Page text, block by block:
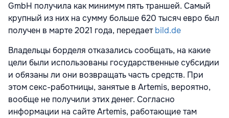
GmbH получила как минимум пять траншей. Самый
крупный из них на сумму больше 620 тысяч евро был
получен в марте 2021 года, передаетbild.de
Владельцы борделя отказались сообщать, на какие
цели были использованы государственные субсидии
и обязаны ли они возвращать часть средств. При
этом секс-работницы, занятые в Artemis, вероятно,
вообще не получили этих денег. Согласно
информации на сайте Artemis, работающие там